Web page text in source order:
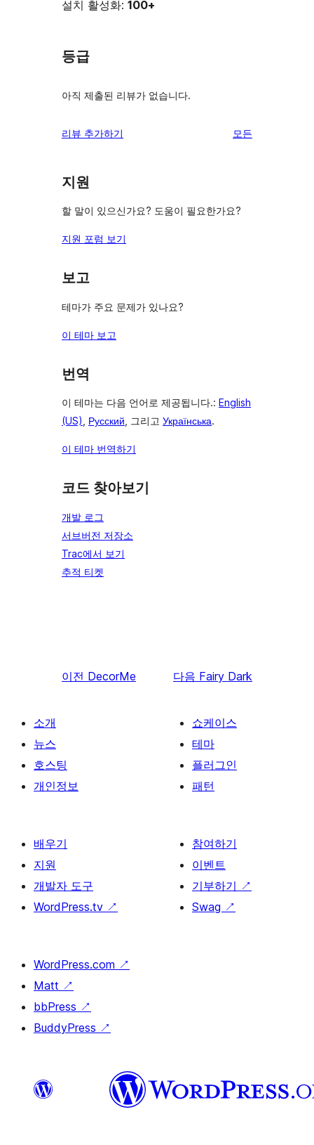
설치 활성화: 100+
등급
아직 제출된 리뷰가 없습니다.
리뷰 추가하기 모든
지원
할 말이 있으신가요? 도움이 필요한가요?
지원 포럼 보기
보고
테마가 주요 문제가 있나요?
이 테마 보고
번역
이 테마는 다음 언어로 제공됩니다.: English
(US), Русский, 그리고 Українська.
이 테마 번역하기
코드 찾아보기
개발 로그
서브버전 저장소
Trac에서 보기
추적 티켓
이전 DecorMe 다음 Fairy Dark
소개
뉴스
호스팅
개인정보
쇼케이스
테마
플러그인
패턴
배우기
지원
개발자 도구
WordPress.tv ↗
참여하기
이벤트
기부하기 ↗
Swag ↗
WordPress.com ↗
Matt ↗
bbPress ↗
BuddyPress ↗